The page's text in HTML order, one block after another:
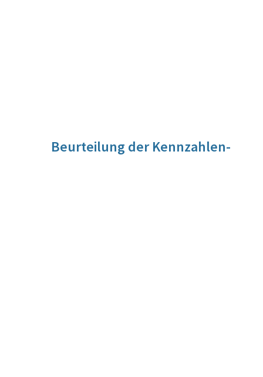
Beurteilung der Kennzahlen-